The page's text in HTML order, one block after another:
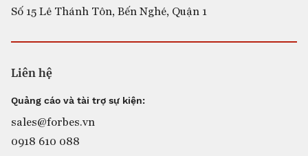
Số 15 Lê Thánh Tôn, Bến Nghé, Quận 1
Liên hệ
Quảng cáo và tài trợ sự kiện:
sales@forbes.vn
0918 610 088